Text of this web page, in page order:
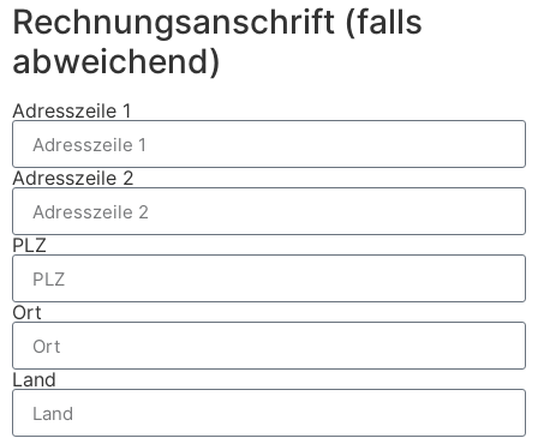
Rechnungsanschrift (falls
abweichend)
Adresszeile 1
Adresszeile 2
PLZ
Ort
Land